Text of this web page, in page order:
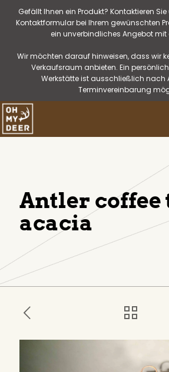
Gefällt Ihnen ein Produkt? Kontaktieren
Kontaktformular bei Ihrem gewünschten
ein unverbindliches Angebot mit
Wir möchten darauf hinweisen, dass wir
Verkaufsraum anbieten. Ein
Werkstätte ist ausschließlich nach
Terminvereinbarung
Antler coffee
acacia